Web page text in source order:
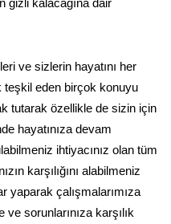
gizli kalacağına dair
ve sizlerin hayatını her
eden birçok konuyu
tutarak özellikle de sizin için
hayatınıza devam
ihtiyacınız olan tüm
karşılığını alabilmeniz
yaparak çalışmalarımıza
sorunlarınıza karşılık